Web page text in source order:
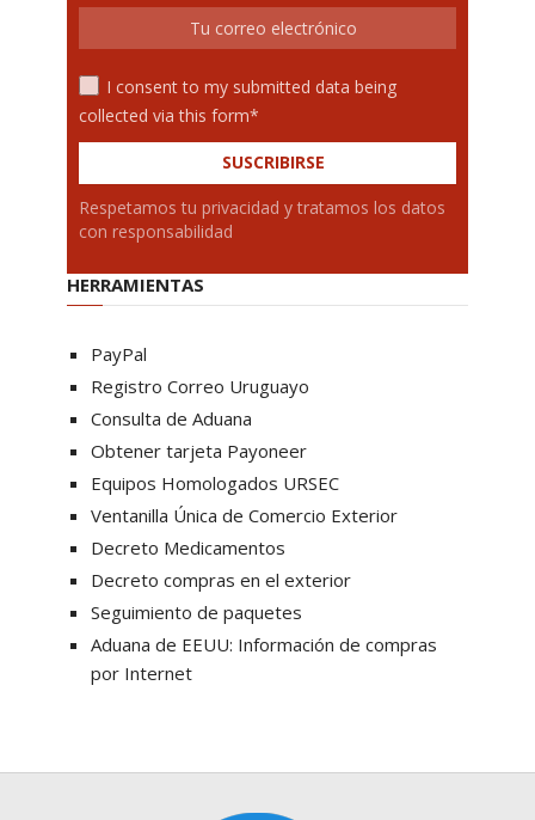
I consent to my submitted data being
collected via this form*
Respetamos tu privacidad y tratamos los datos
con responsabilidad
HERRAMIENTAS
PayPal
Registro Correo Uruguayo
Consulta de Aduana
Obtener tarjeta Payoneer
Equipos Homologados URSEC
Ventanilla Única de Comercio Exterior
Decreto Medicamentos
Decreto compras en el exterior
Seguimiento de paquetes
Aduana de EEUU: Información de compras
por Internet